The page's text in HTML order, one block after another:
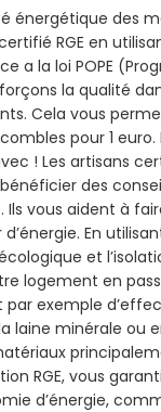
des
RGE en
a la loi POPE
la qualité
Cela vous
pour 1 euro.
! Les artisans
des
Ils vous aident à
En
et
logement en
exemple
laine minérale
RGE, vous
d’énergie,